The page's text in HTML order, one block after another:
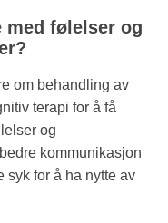
med følelser og
om behandling av
terapi for å få
og
kommunikasjon
syk for å ha nytte av